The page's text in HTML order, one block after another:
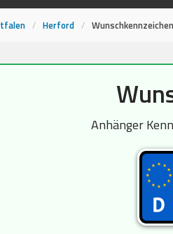
/ Herford /
Anhänger